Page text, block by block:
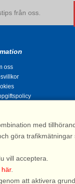
från oss.
oss
|Kvarngatan 2,
*) Fullständigt
med
göra
vill acceptera.
här.
att aktivera